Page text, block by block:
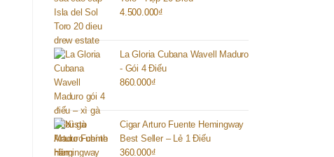
4.500.000₫
La Gloria Cubana Wavell Maduro
- Gói 4 Điếu
860.000₫
Cigar Arturo Fuente Hemingway
Best Seller – Lẻ 1 Điếu
360.000₫